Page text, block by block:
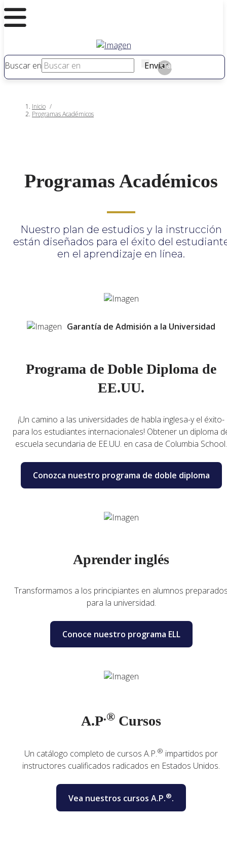
Buscar en Enviar
Claro
Inicio /
Programas Académicos
Programas Académicos
Nuestro plan de estudios y la instrucción
están diseñados para el éxito del
en el aprendizaje en línea.
Garantía de Admisión a la Universidad
Programa de Doble Diploma de
EE.UU.
¡Un camino a las universidades de habla inglesa-y el éxito-
para los estudiantes internacionales! Obtener un diploma
escuela secundaria de EE.UU. en casa de Columbia School.
Conozca nuestro programa de doble diploma
Aprender inglés
Transformamos a los principiantes en alumnos
para la universidad.
Conoce nuestro programa ELL
A.P.® Cursos
Un catálogo completo de cursos A.P.® impartidos por
instructores cualificados radicados en Estados Unidos.
Vea nuestros cursos A.P.®.